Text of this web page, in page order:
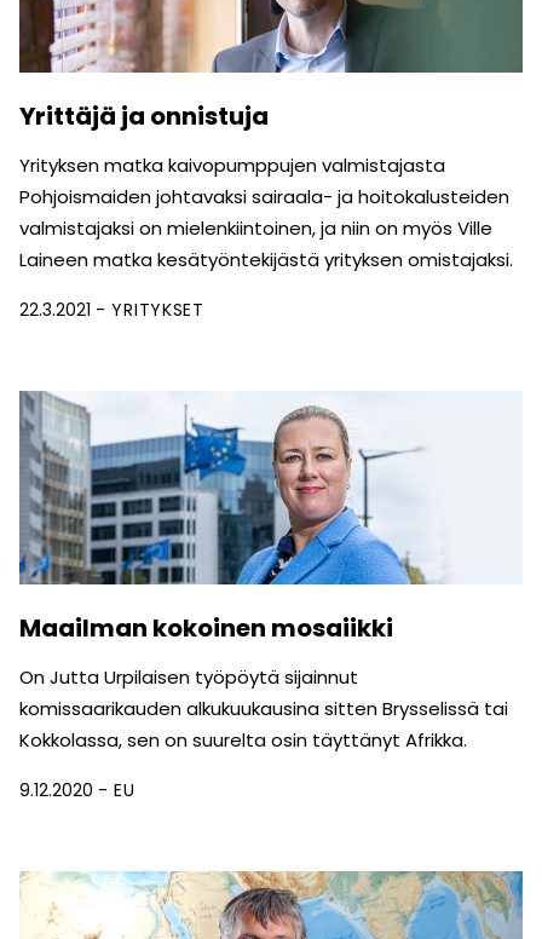
Yrittäjä ja onnistuja
Yrityksen matka kaivopumppujen valmistajasta
Pohjoismaiden johtavaksi sairaala- ja hoitokalusteiden
valmistajaksi on mielenkiintoinen, ja niin on myös Ville
Laineen matka kesätyöntekijästä yrityksen omistajaksi.
22.3.2021 YRITYKSET
Maailman kokoinen mosaiikki
On Jutta Urpilaisen työpöytä sijainnut
komissaarikauden alkukuukausina sitten Brysselissä tai
Kokkolassa, sen on suurelta osin täyttänyt Afrikka.
9.12.2020 EU